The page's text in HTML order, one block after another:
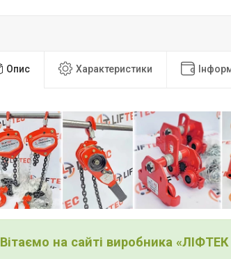
Опис Характеристики
Вітаємо на сайті виробника